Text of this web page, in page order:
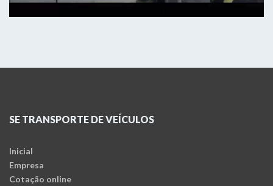
SE TRANSPORTE DE VEÍCULOS
Inicial
Empresa
Cotação online